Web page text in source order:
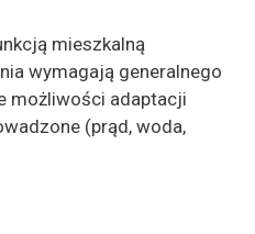
mieszkalną
wymagają generalnego
możliwości adaptacji
(prąd, woda,